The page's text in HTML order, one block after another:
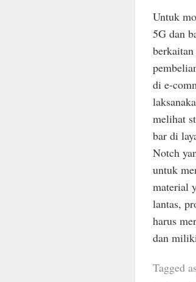
Untuk
5G dan
di e-
melihat
bar di
Notch
untuk
material
lantas,
harus
dan
Tagged